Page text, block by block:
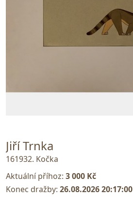
Jiří Trnka
161932. Kočka
Aktuální příhoz: 3 000 Kč
Konec dražby: 26.08.2026 20:17:00